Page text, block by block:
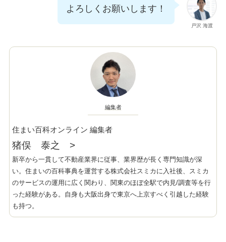
戸沢 海渡
よろしくお願いします！
編集者
住まい百科オンライン 編集者
猪俣 泰之 >
新卒から一貫して不動産業界に従事、業界歴が長く専門知識が深
い。住まいの百科事典を運営する株式会社スミカに入社後、スミカ
のサービスの運用に広く関わり、関東のほぼ全駅で内見/調査等を行
った経験がある。自身も大阪出身で東京へ上京すべく引越した経験
も持つ。